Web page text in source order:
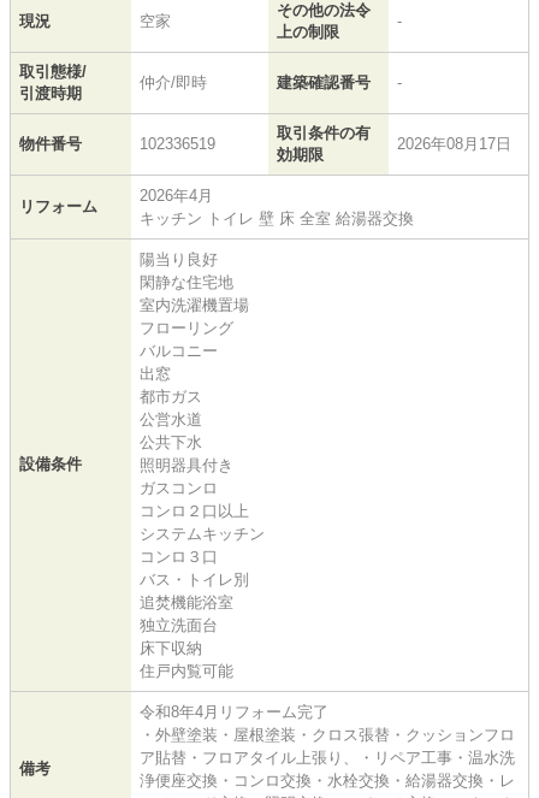
現況 空家
その他の法令
上の制限
-
取引態様/
引渡時期
仲介/即時 建築確認番号 -
物件番号 102336519
取引条件の有
効期限
2026年08月17日
リフォーム
2026年4月
キッチン トイレ 壁 床 全室 給湯器交換
設備条件
陽当り良好
閑静な住宅地
室内洗濯機置場
フローリング
バルコニー
出窓
都市ガス
公営水道
公共下水
照明器具付き
ガスコンロ
コンロ２口以上
システムキッチン
コンロ３口
バス・トイレ別
追焚機能浴室
独立洗面台
床下収納
住戸内覧可能
備考
令和8年4月リフォーム完了
・外壁塗装・屋根塗装・クロス張替・クッションフロ
ア貼替・フロアタイル上張り、・リペア工事・温水洗
浄便座交換・コンロ交換・水栓交換・給湯器交換・レ